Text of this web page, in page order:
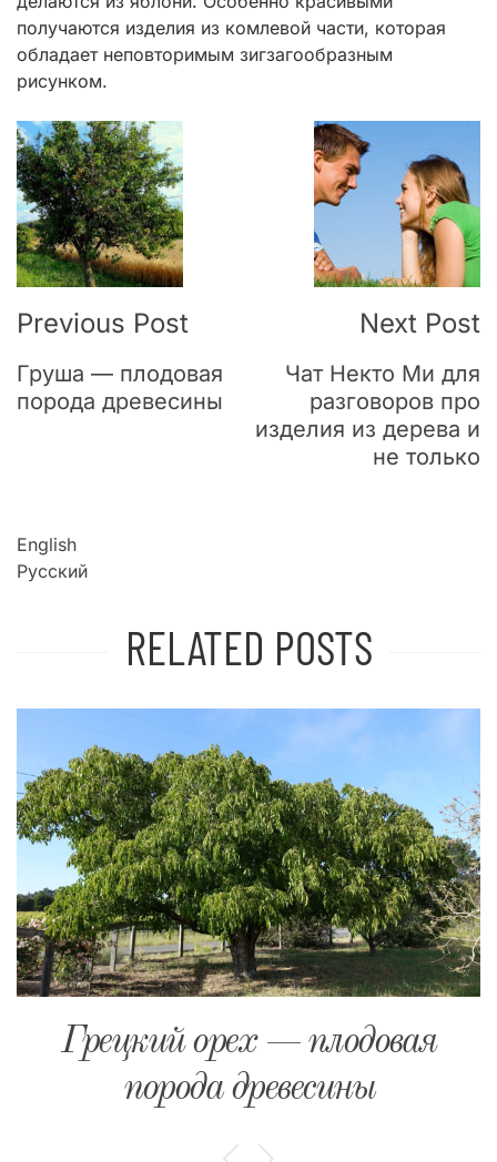
получаются изделия из комлевой части, которая
обладает неповторимым зигзагообразным
рисунком.
Post
Navigation
Previous Post
Груша — плодовая
порода древесины
Next Post
Чат Некто Ми для
разговоров про
изделия из дерева и
не только
English
Русский
RELATED POSTS
Грецкий орех — плодовая
порода древесины